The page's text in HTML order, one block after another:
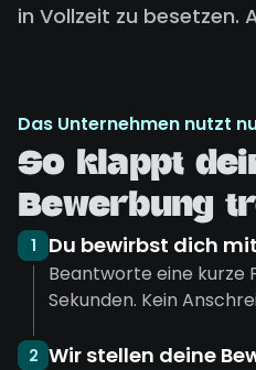
in Vollzeit zu besetzen.
Das Unternehmen nutzt
So klappt
Bewerbung
1 Du bewirbst dich
Beantworte eine kurze
Sekunden. Kein
2 Wir stellen deine